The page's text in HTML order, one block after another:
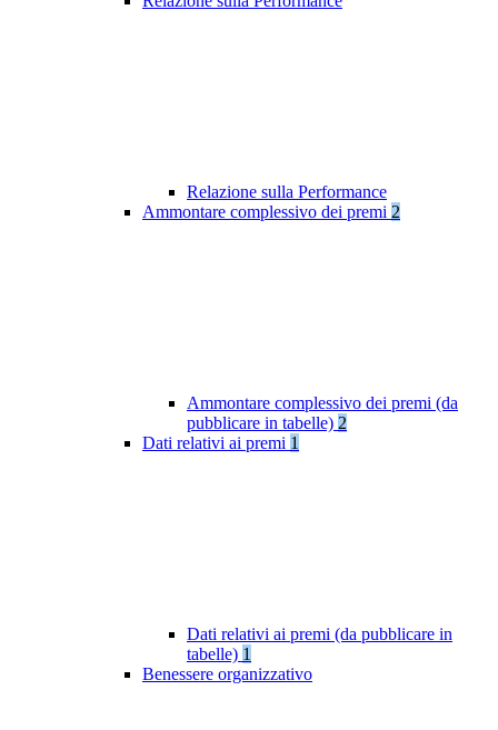
Relazione sulla Performance
Ammontare complessivo dei premi 2
Ammontare complessivo dei premi (da
pubblicare in tabelle) 2
Dati relativi ai premi 1
Dati relativi ai premi (da pubblicare in
tabelle) 1
Benessere organizzativo